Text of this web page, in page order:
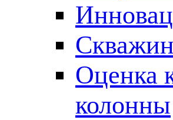
Оценка
колонны